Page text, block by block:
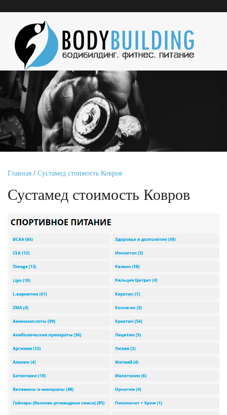
Главная / Сустамед стоимость Ковров
Сустамед стоимость Ковров